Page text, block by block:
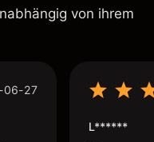
von ihrem
06-27
L******